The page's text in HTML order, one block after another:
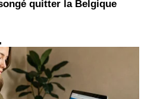
quitter la Belgique